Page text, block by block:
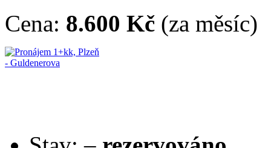
Cena: 8.600 Kč (za měsíc)